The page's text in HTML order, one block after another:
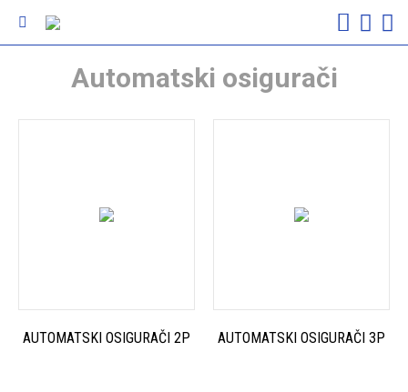
Automatski osigurači
AUTOMATSKI OSIGURAČI 2P AUTOMATSKI OSIGURAČI 3P